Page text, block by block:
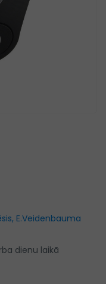
E.Veidenbauma
dienu laikā